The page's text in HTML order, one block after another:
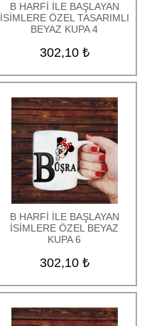
B HARFİ İLE BAŞLAYAN
İSİMLERE ÖZEL TASARIMLI
BEYAZ KUPA 4
302,10 ₺
B HARFİ İLE BAŞLAYAN
İSİMLERE ÖZEL BEYAZ
KUPA 6
302,10 ₺